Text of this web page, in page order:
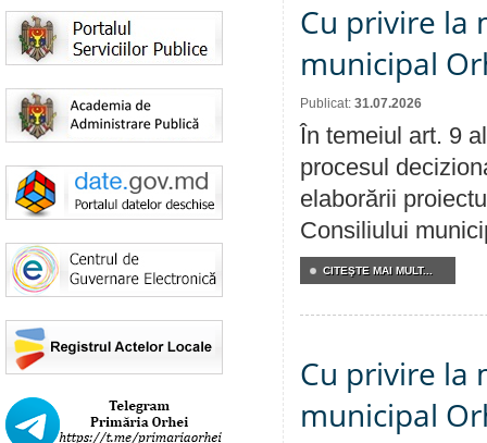
Cu privire la
municipal
Publicat: 31.07.2026
În temeiul art. 9
procesul
elaborării
Consiliului
CITEŞTE MAI MULT...
Cu privire la
municipal